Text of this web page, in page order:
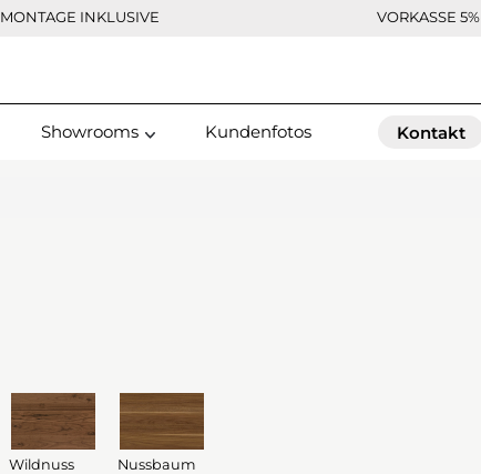
MONTAGE INKLUSIVE VORKASSE 5%
Showrooms Kundenfotos Kontakt
Wildnuss Nussbaum